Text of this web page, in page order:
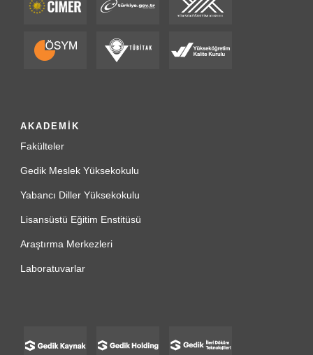
AKADEMİK
Fakülteler
Gedik Meslek Yüksekokulu
Yabancı Diller Yüksekokulu
Lisansüstü Eğitim Enstitüsü
Araştırma Merkezleri
Laboratuvarlar